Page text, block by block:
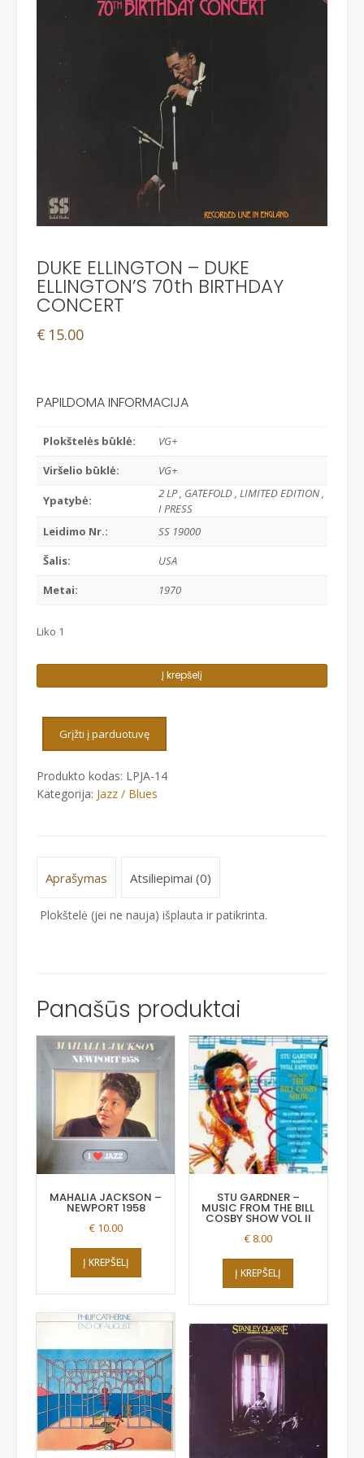
DUKE ELLINGTON – DUKE
ELLINGTON’S 70th BIRTHDAY
CONCERT
€ 15.00
PAPILDOMA INFORMACIJA
Plokštelės būklė:
VG+
Viršelio būklė:
VG+
Ypatybė:
2 LP , GATEFOLD , LIMITED EDITION ,
I PRESS
Leidimo Nr.:
SS 19000
Šalis:
USA
Metai:
1970
Liko 1
kiekis:
ELLINGTON'S
70th
Į krepšelį
Grįžti į parduotuvę
Produkto kodas: LPJA-14
Kategorija: Jazz / Blues
Aprašymas Atsiliepimai (0)
Plokštelė (jei ne nauja) išplauta ir patikrinta.
Panašūs produktai
MAHALIA JACKSON –
NEWPORT 1958
€ 10.00
Į KREPŠELĮ
STU GARDNER –
MUSIC FROM THE BILL
COSBY SHOW VOL II
€ 8.00
Į KREPŠELĮ